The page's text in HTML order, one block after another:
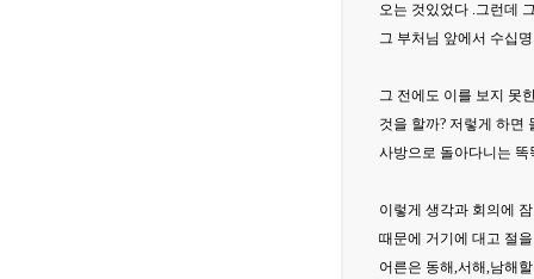
오는 것있었다 .그런데
그 부처님 앞에서 수십
그 전에도 이를 보지 못
것을 할까? 저렇게 하면
사방으로 돌아다니는
이렇게 생각과 회의에
때문에 거기에 대고 절
어른은 동해,서해,남해